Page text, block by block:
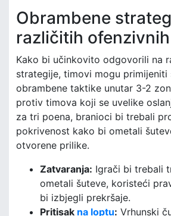
Obrambene
različitih
Kako bi učinkovito odgovorili na
strategije, timovi mogu primijeniti
obrambene taktike unutar 3-2
protiv timova koji se uvelike
za tri poena, branioci bi trebali
pokrivenost kako bi ometali
otvorene prilike.
Zatvaranja: Igrači bi trebali
ometali šuteve, koristeći
bi izbjegli prekršaje.
Pritisak na loptu: Vrhunski